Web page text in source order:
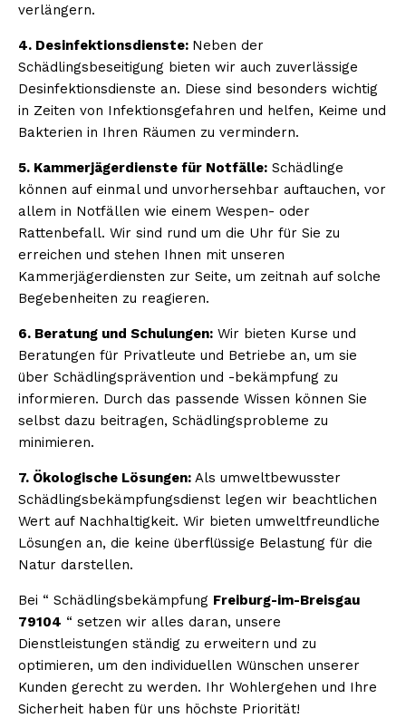
verlängern.
4. Desinfektionsdienste: Neben der
Schädlingsbeseitigung bieten wir auch zuverlässige
Desinfektionsdienste an. Diese sind besonders wichtig
in Zeiten von Infektionsgefahren und helfen, Keime und
Bakterien in Ihren Räumen zu vermindern.
5. Kammerjägerdienste für Notfälle: Schädlinge
können auf einmal und unvorhersehbar auftauchen, vor
allem in Notfällen wie einem Wespen- oder
Rattenbefall. Wir sind rund um die Uhr für Sie zu
erreichen und stehen Ihnen mit unseren
Kammerjägerdiensten zur Seite, um zeitnah auf solche
Begebenheiten zu reagieren.
6. Beratung und Schulungen: Wir bieten Kurse und
Beratungen für Privatleute und Betriebe an, um sie
über Schädlingsprävention und -bekämpfung zu
informieren. Durch das passende Wissen können Sie
selbst dazu beitragen, Schädlingsprobleme zu
minimieren.
7. Ökologische Lösungen: Als umweltbewusster
Schädlingsbekämpfungsdienst legen wir beachtlichen
Wert auf Nachhaltigkeit. Wir bieten umweltfreundliche
Lösungen an, die keine überflüssige Belastung für die
Natur darstellen.
Bei “ Schädlingsbekämpfung Freiburg-im-Breisgau
79104 “ setzen wir alles daran, unsere
Dienstleistungen ständig zu erweitern und zu
optimieren, um den individuellen Wünschen unserer
Kunden gerecht zu werden. Ihr Wohlergehen und Ihre
Sicherheit haben für uns höchste Priorität!